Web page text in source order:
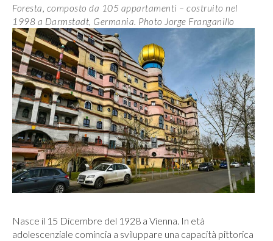
Foresta, composto da 105 appartamenti – costruito nel
1998 a Darmstadt, Germania. Photo Jorge Franganillo
Nasce il 15 Dicembre del 1928 a Vienna. In età
adolescenziale comincia a sviluppare una capacità pittorica